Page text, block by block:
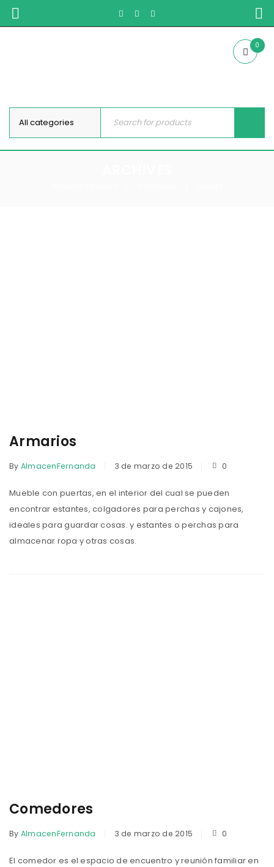
0
Armarios
By AlmacenFernanda 3 de marzo de 2015 0
Mueble con puertas, en el interior del cual se pueden
encontrar estantes, colgadores para perchas y cajones,
ideales para guardar cosas. y estantes o perchas para
almacenar ropa y otras cosas.
Comedores
By AlmacenFernanda 3 de marzo de 2015 0
El comedor es el espacio de encuentro y reunión familiar en